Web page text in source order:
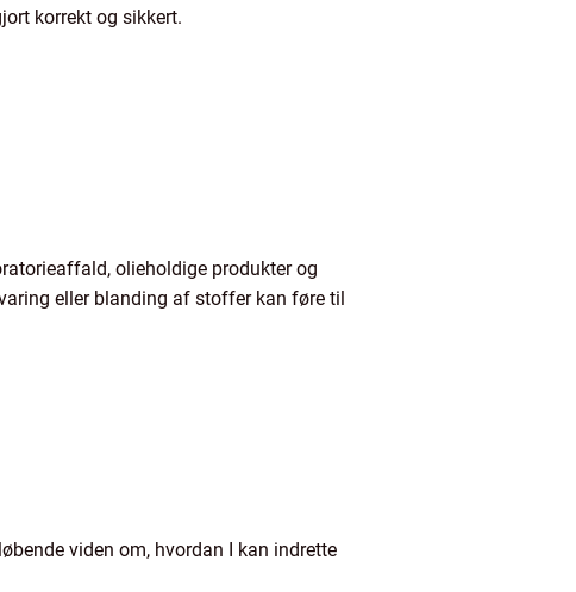
korrekt og sikkert.
olieholdige produkter og
eller blanding af stoffer kan føre til
viden om, hvordan I kan indrette